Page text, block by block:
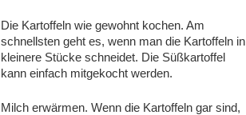
Die Kartoffeln wie gewohnt kochen. Am
schnellsten geht es, wenn man die Kartoffeln in
kleinere Stücke schneidet. Die Süßkartoffel
kann einfach mitgekocht werden.
Milch erwärmen. Wenn die Kartoffeln gar sind,